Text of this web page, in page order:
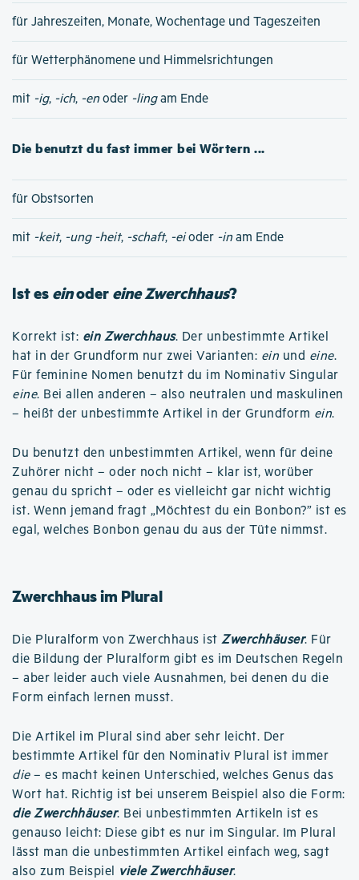
für Jahreszeiten, Monate, Wochentage und Tageszeiten
für Wetterphänomene und Himmelsrichtungen
mit -ig, -ich, -en oder -lingam Ende
Die benutzt du fast immer bei Wörtern ...
für Obstsorten
mit -keit, -ung -heit, -schaft, -eioder -in am Ende
Ist eseinodereine Zwerchhaus?
Korrekt ist: ein Zwerchhaus. Der unbestimmte Artikel
hat in der Grundform nur zwei Varianten: ein und eine.
Für feminine Nomen benutzt du im Nominativ Singular
eine. Bei allen anderen – also neutralen und maskulinen
– heißt der unbestimmte Artikel in der Grundform ein.
Du benutzt den unbestimmten Artikel, wenn für deine
Zuhörer nicht – oder noch nicht – klar ist, worüber
genau du spricht – oder es vielleicht gar nicht wichtig
ist. Wenn jemand fragt „Möchtest du ein Bonbon?” ist es
egal, welches Bonbon genau du aus der Tüte nimmst.
Zwerchhaus im Plural
Die Pluralform von Zwerchhaus ist Zwerchhäuser. Für
die Bildung der Pluralform gibt es im Deutschen Regeln
– aber leider auch viele Ausnahmen, bei denen du die
Form einfach lernen musst.
Die Artikel im Plural sind aber sehr leicht. Der
bestimmte Artikel für den Nominativ Plural ist immer
die– es macht keinen Unterschied, welches Genus das
Wort hat. Richtig ist bei unserem Beispiel also die Form:
die Zwerchhäuser. Bei unbestimmten Artikeln ist es
genauso leicht: Diese gibt es nur im Singular. Im Plural
lässt man die unbestimmten Artikel einfach weg, sagt
also zum Beispiel viele Zwerchhäuser.